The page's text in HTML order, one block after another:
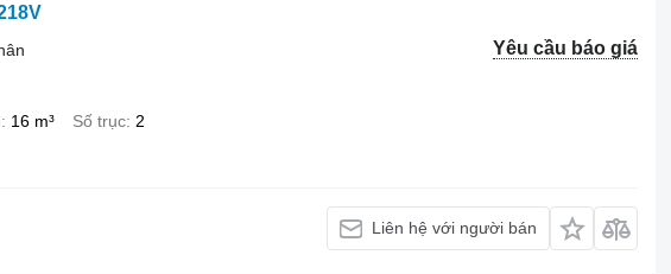
Yêu cầu báo giá
16 m³ Số trục 2
Liên hệ với người bán